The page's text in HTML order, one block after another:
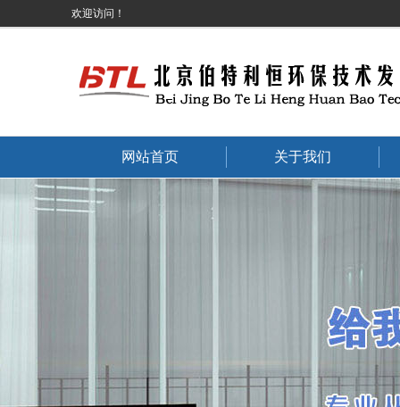
欢迎访问！
网站首页 关于我们